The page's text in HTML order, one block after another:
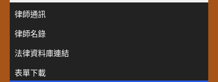
律師通訊
律師名錄
法律資料庫連結
表單下載